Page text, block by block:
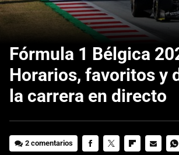
Fórmula 1 Bélgica
Horarios, favoritos y
la carrera en directo
2 comentarios